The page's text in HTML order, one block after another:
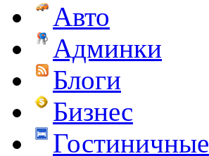
Авто
Админки
Блоги
Бизнес
Гостиничные